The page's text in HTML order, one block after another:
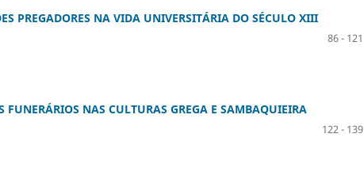
PREGADORES NA VIDA UNIVERSITÁRIA DO SÉCULO XIII
86 - 121
NAS CULTURAS GREGA E SAMBAQUIEIRA
122 - 139